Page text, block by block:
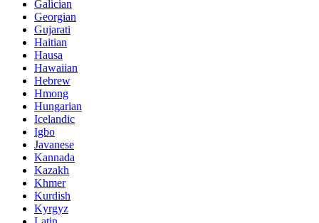
Galician
Georgian
Gujarati
Haitian
Hausa
Hawaiian
Hebrew
Hmong
Hungarian
Icelandic
Igbo
Javanese
Kannada
Kazakh
Khmer
Kurdish
Kyrgyz